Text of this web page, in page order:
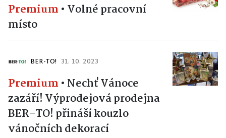
Premium • Volné pracovní
místo
BER-TO! 31. 10. 2023
Premium • Nechť Vánoce
zazáří! Výprodejová prodejna
BER-TO! přináší kouzlo
vánočních dekorací